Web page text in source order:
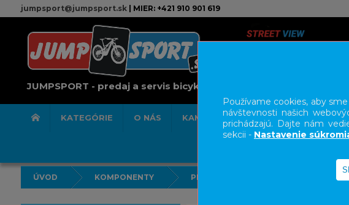
jumpsport@jumpsport.sk| MIER: +421 910 901 619
JUMPSPORT - predaj a servis bicyklov
KATEGÓRIE O NÁS KAMENNÁ PREDAJNA SERVIS
ÚVOD KOMPONENTY PREDSTAVCE
Používame cookies, aby
návštevnosti našich
prichádzajú. Dajte nám
sekcii - Nastavenie